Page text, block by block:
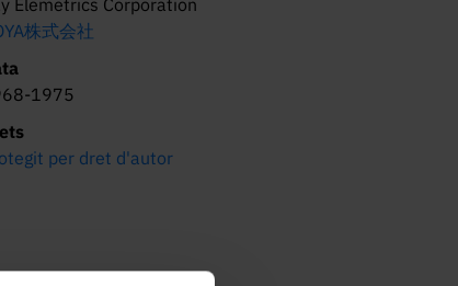
Elemetrics Corporation
株式会社
1975
per dret d'autor